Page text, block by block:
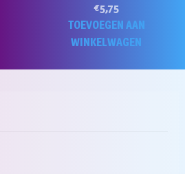
€5,75
TOEVOEGEN AAN
WINKELWAGEN